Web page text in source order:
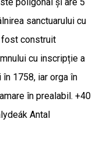
sanctuarului cu
fost construit
cu inscripție a
1758, iar orga în
în prealabil. +40
Antal